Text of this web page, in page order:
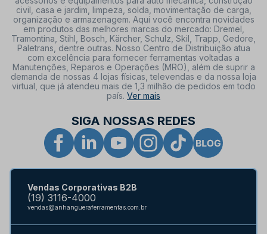
civil, casa e jardim, limpeza, solda, movimentação de carga,
organização e armazenagem. Aqui você encontra novidades
em produtos das melhores marcas do mercado: Dremel,
Tramontina, Stihl, Bosch, Kärcher, Schulz, Skil, Trapp, Gedore,
Paletrans, dentre outras. Nosso Centro de Distribuição atua
com excelência para fornecer ferramentas voltadas a
Manutenções, Reparos e Operações (MRO), além de suprir a
demanda de nossas 4 lojas físicas, televendas e da nossa loja
virtual, que já atendeu mais de 1,3 milhão de pedidos em todo
país. Ver mais
SIGA NOSSAS REDES
Vendas Corporativas B2B
(19) 3116-4000
vendas@anhangueraferramentas.com.br